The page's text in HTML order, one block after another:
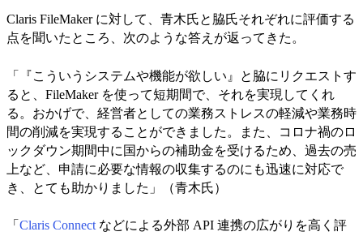
Claris FileMaker に対して、青木氏と脇氏それぞれに評価する
点を聞いたところ、次のような答えが返ってきた。
「『こういうシステムや機能が欲しい』と脇にリクエストす
ると、FileMaker を使って短期間で、それを実現してくれ
る。おかげで、経営者としての業務ストレスの軽減や業務時
間の削減を実現することができました。また、コロナ禍のロ
ックダウン期間中に国からの補助金を受けるため、過去の売
上など、申請に必要な情報の収集するのにも迅速に対応で
き、とても助かりました」（青木氏）
「 Claris Connect などによる外部 API 連携の広がりを高く評